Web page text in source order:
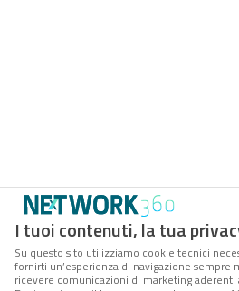
I tuoi contenuti, la tua
Su questo sito utilizziamo cookie tecnici
fornirti un’esperienza di navigazione
ricevere comunicazioni di marketing